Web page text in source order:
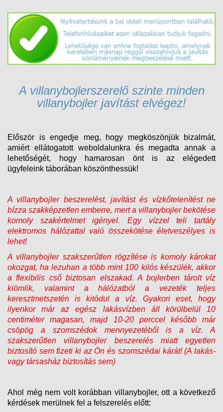
A villanybojlerszerelő szinte minden
villanybojler javítást elvégez!
Először is engedje meg, hogy megköszönjük bizalmát,
amiért ellátogatott weboldalunkra és megadta annak a
lehetőségét, hogy hamarosan önt is az elégedett
ügyfeleink táborában köszönthessük!
A villanybojler beszerelést, javítást és vízkőtelenítést ne
bízza szakképzetlen emberre, mert a villanybojler bekötése
komoly szakértelmet igényel. Egy vízzel teli tartály
elektromos hálózattal való összekötése életveszélyes is
lehet!
A villanybojler szakszerűtlen rögzítése is komoly károkat
okozgat, ha lezuhan a több mint 100 kilós készülék, akkor
a flexibilis cső biztosan elszakad. A bojlerben tárolt víz
kiömlik, valamint a hálózatból a vezeték teljes
keresztmetszetén is kitódul a víz. Gyakori eset, hogy
ilyenkor már az egész lakásvízben áll körülbelül 10
centiméter magasan, majd 10-20 perccel később már
csöpög a szomszédok mennyezetéből is a víz. A
szakszerűtlen villanybojler beszerelés miatt egyetlen
biztosító sem fizeti ki az Ön és szomszédai kárát! (A lakás-
vagy társasház biztosítás sem)
Ahol még nem volt korábban villanybojler, ott a következő
kérdések merülnek fel a felszerelés előtt: